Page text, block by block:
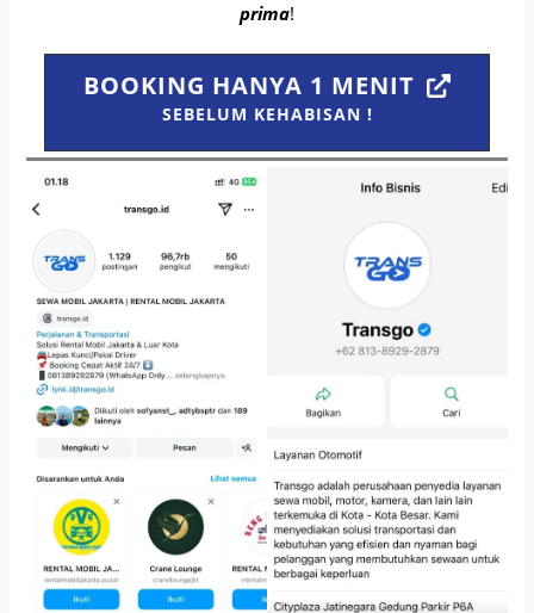
prima!
BOOKING HANYA 1 MENIT
SEBELUM KEHABISAN !